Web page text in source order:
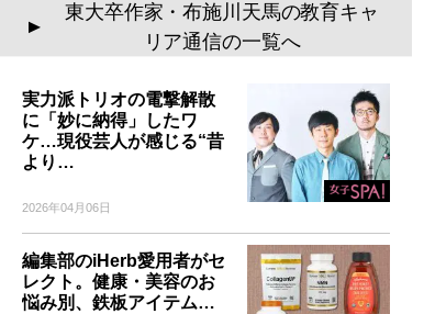
▲
東大卒作家・布施川天馬の教育キャ
リア通信の一覧へ
実力派トリオの電撃解散
に「妙に納得」したワ
ケ…現役芸人が感じる“昔
より…
2026年04月06日
編集部のiHerb愛用者がセ
レクト。健康・美容のお
悩み別、鉄板アイテム…